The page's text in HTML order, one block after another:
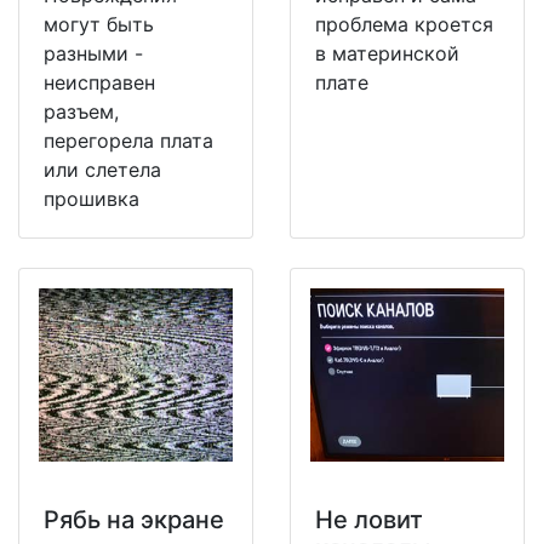
могут быть
разными -
неисправен
разъем,
перегорела плата
или слетела
прошивка
проблема кроется
в материнской
плате
Рябь на экране
Не ловит